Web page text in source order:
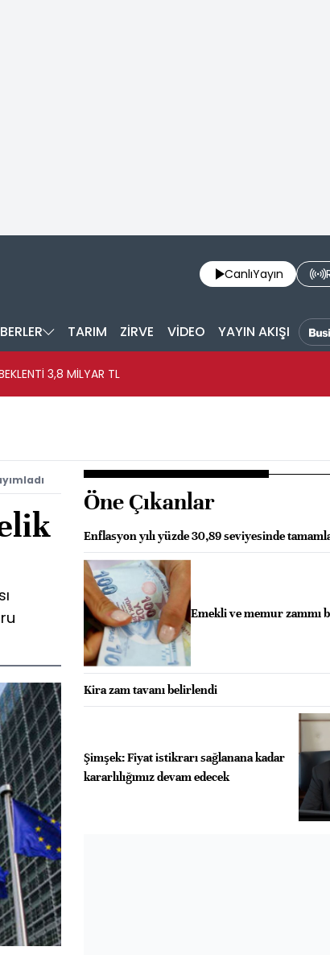
CanlıYayın
TARIM ZİRVE VİDEO YAYIN AKIŞI
3,8 MİLYAR TL
Öne Çıkanlar
Enflasyon yılı yüzde 30,89 seviyesinde
Emekli ve memur zammı
Kira zam tavanı belirlendi
Şimşek: Fiyat istikrarı sağlanana kadar
kararlılığımız devam edecek